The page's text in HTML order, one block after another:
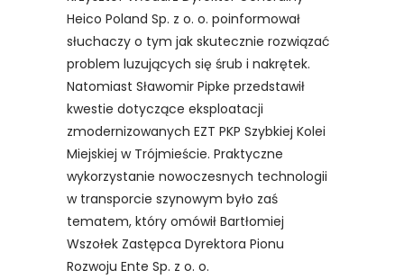
Heico Poland Sp. z o. o. poinformował
słuchaczy o tym jak skutecznie rozwiązać
problem luzujących się śrub i nakrętek.
Natomiast Sławomir Pipke przedstawił
kwestie dotyczące eksploatacji
zmodernizowanych EZT PKP Szybkiej Kolei
Miejskiej w Trójmieście. Praktyczne
wykorzystanie nowoczesnych technologii
w transporcie szynowym było zaś
tematem, który omówił Bartłomiej
Wszołek Zastępca Dyrektora Pionu
Rozwoju Ente Sp. z o. o.